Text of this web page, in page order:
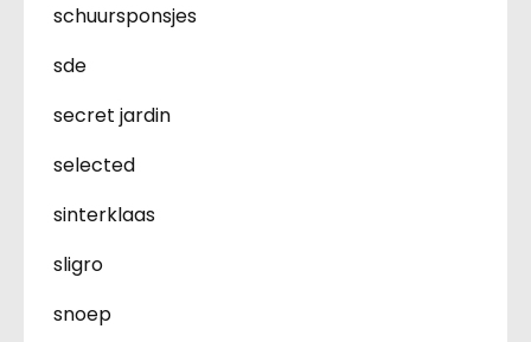
schuursponsjes
sde
secret jardin
selected
sinterklaas
sligro
snoep